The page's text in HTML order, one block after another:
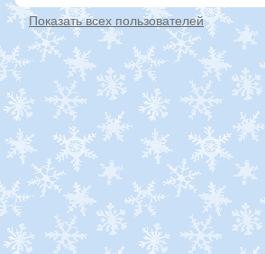
Показать всех пользователей